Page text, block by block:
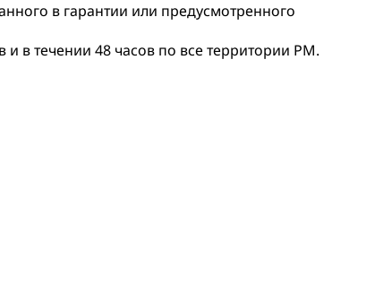
в гарантии или предусмотренного
в течении 48 часов по все территории РМ.